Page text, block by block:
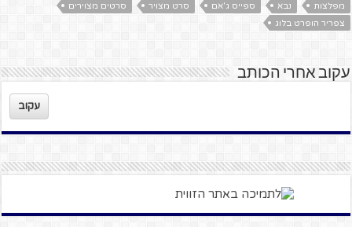
מפלצות
נבא ספייס ג'אם סרט מצויר
סרטים מצוירים
צפריר הופרט בלוג
עקוב אחרי הכותב
עקוב